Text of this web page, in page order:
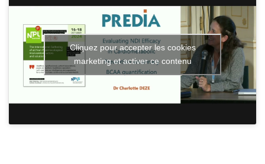
Cliquez pour accepter les cookies
marketing et activer ce contenu